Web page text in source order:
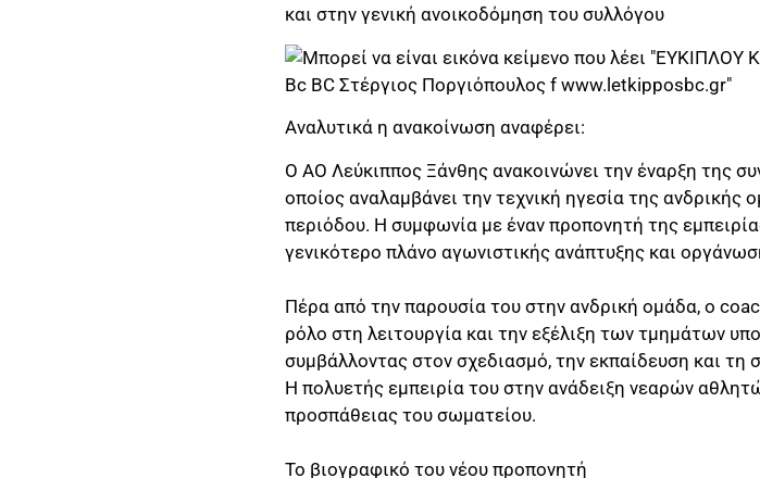
και στην γενική ανοικοδόμηση του συλλόγου
Αναλυτικά η ανακοίνωση αναφέρει:
Ο ΑΟ Λεύκιππος Ξάνθης ανακοινώνει την έναρξη της
οποίος αναλαμβάνει την τεχνική ηγεσία της
περιόδου. Η συμφωνία με έναν προπονητή της
γενικότερο πλάνο αγωνιστικής ανάπτυξης και
Πέρα από την παρουσία του στην ανδρική ομάδα, ο
ρόλο στη λειτουργία και την εξέλιξη των τμημάτων
συμβάλλοντας στον σχεδιασμό, την εκπαίδευση και τη
Η πολυετής εμπειρία του στην ανάδειξη νεαρών
προσπάθειας του σωματείου.
Το βιογραφικό του νέου προπονητή